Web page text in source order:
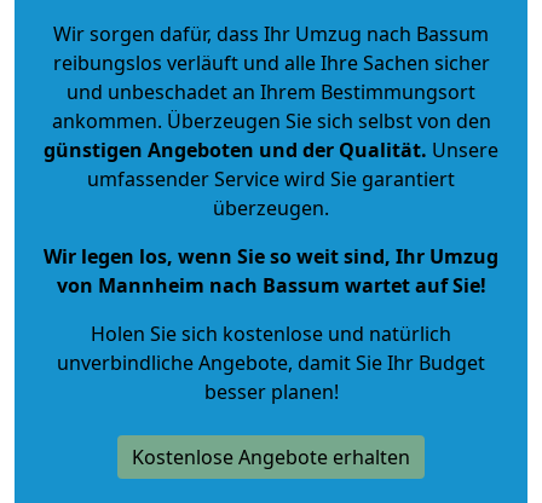
Wir sorgen dafür, dass Ihr Umzug nach Bassum
reibungslos verläuft und alle Ihre Sachen sicher
und unbeschadet an Ihrem Bestimmungsort
ankommen. Überzeugen Sie sich selbst von den
günstigen Angeboten und der Qualität. Unsere
umfassender Service wird Sie garantiert
überzeugen.
Wir legen los, wenn Sie so weit sind, Ihr Umzug
von Mannheim nach Bassum wartet auf Sie!
Holen Sie sich kostenlose und natürlich
unverbindliche Angebote, damit Sie Ihr Budget
besser planen!
Kostenlose Angebote erhalten